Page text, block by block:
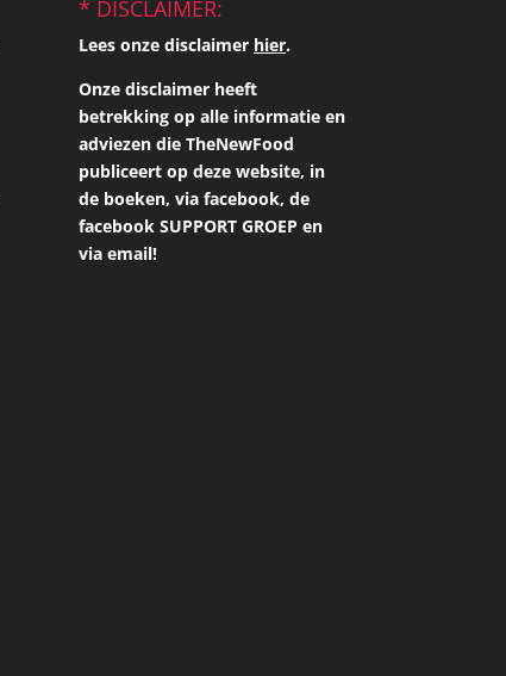
* DISCLAIMER:
Lees onze disclaimer hier.
Onze disclaimer heeft
betrekking op alle informatie en
adviezen die TheNewFood
publiceert op deze website, in
de boeken, via facebook, de
facebook SUPPORT GROEP en
via email!